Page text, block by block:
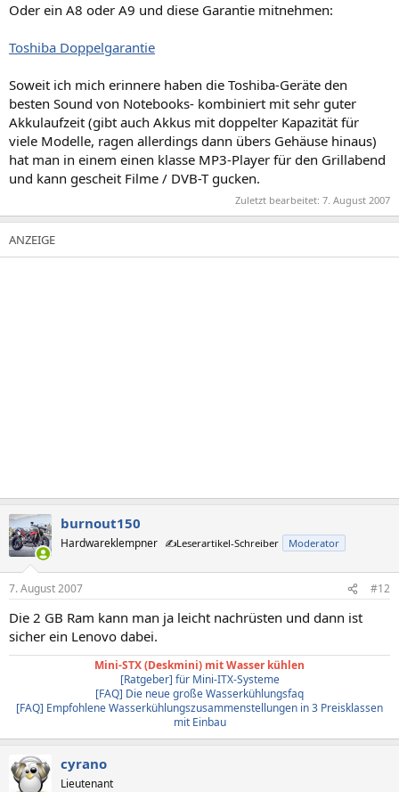
Oder ein A8 oder A9 und diese Garantie mitnehmen:
Toshiba Doppelgarantie
Soweit ich mich erinnere haben die Toshiba-Geräte den
besten Sound von Notebooks- kombiniert mit sehr guter
Akkulaufzeit (gibt auch Akkus mit doppelter Kapazität für
viele Modelle, ragen allerdings dann übers Gehäuse hinaus)
hat man in einem einen klasse MP3-Player für den Grillabend
und kann gescheit Filme / DVB-T gucken.
Zuletzt bearbeitet: 7. August 2007
burnout150
Hardwareklempner ✍️Leserartikel-Schreiber Moderator
7. August 2007 #12
Die 2 GB Ram kann man ja leicht nachrüsten und dann ist
sicher ein Lenovo dabei.
Mini-STX (Deskmini) mit Wasser kühlen
[Ratgeber] für Mini-ITX-Systeme
[FAQ] Die neue große Wasserkühlungsfaq
[FAQ] Empfohlene Wasserkühlungszusammenstellungen in 3 Preisklassen
mit Einbau
cyrano
Lieutenant